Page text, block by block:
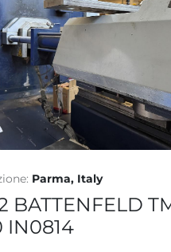
Parma, Italy
BATTENFELD
IN0814